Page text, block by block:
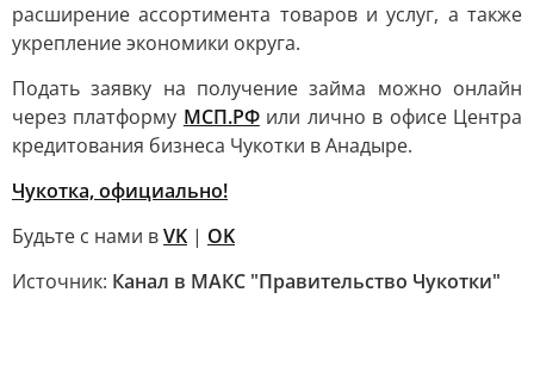
расширение ассортимента товаров и услуг, а также
укрепление экономики округа.
Подать заявку на получение займа можно онлайн
через платформу МСП.РФили лично в офисе Центра
кредитования бизнеса Чукотки в Анадыре.
Чукотка, официально!
Будьте с нами вVK | OK
Источник: Канал в МАКС "Правительство Чукотки"